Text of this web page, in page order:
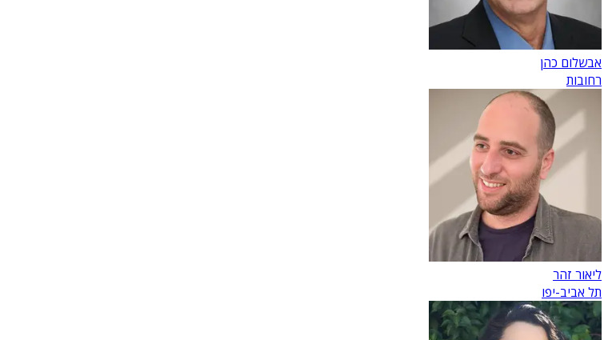
אבשלום כהן
רחובות
ליאור זהר
תל אביב-יפו